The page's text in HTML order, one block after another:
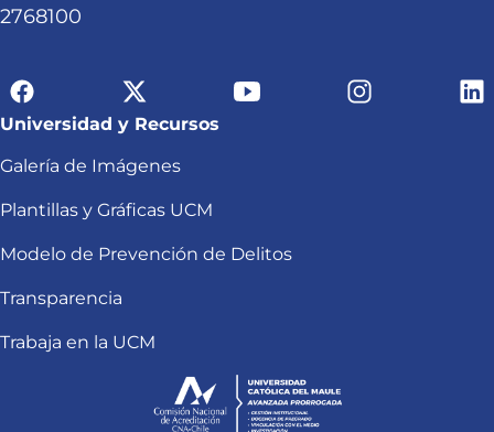
2768100
Universidad y Recursos
Galería de Imágenes
Plantillas y Gráficas UCM
Modelo de Prevención de Delitos
Transparencia
Trabaja en la UCM